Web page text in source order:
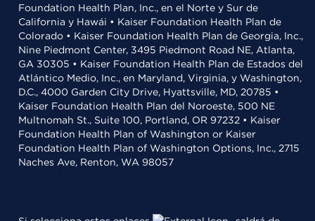
Foundation Health Plan, Inc., en el Norte y Sur de
California y Hawái • Kaiser Foundation Health Plan de
Colorado • Kaiser Foundation Health Plan de Georgia, Inc.,
Nine Piedmont Center, 3495 Piedmont Road NE, Atlanta,
GA 30305 • Kaiser Foundation Health Plan de Estados del
Atlántico Medio, Inc., en Maryland, Virginia, y Washington,
D.C., 4000 Garden City Drive, Hyattsville, MD, 20785 •
Kaiser Foundation Health Plan del Noroeste, 500 NE
Multnomah St., Suite 100, Portland, OR 97232 • Kaiser
Foundation Health Plan of Washington or Kaiser
Foundation Health Plan of Washington Options, Inc., 2715
Naches Ave, Renton, WA 98057